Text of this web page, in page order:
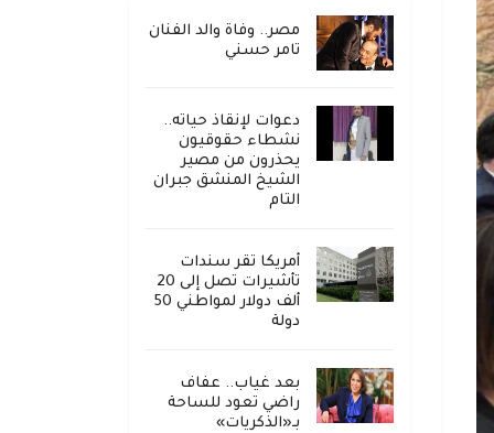
مصر.. وفاة والد الفنان
تامر حسني
دعوات لإنقاذ حياته..
نشطاء حقوقيون
يحذرون من مصير
الشيخ المنشق جبران
التام
أمريكا تقر سندات
تأشيرات تصل إلى 20
ألف دولار لمواطني 50
دولة
بعد غياب.. عفاف
راضي تعود للساحة
بـ«الذكريات»